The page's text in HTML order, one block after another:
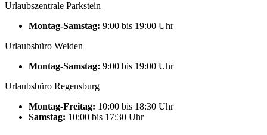
Urlaubszentrale Parkstein
Montag-Samstag: 9:00 bis 19:00 Uhr
Urlaubsbüro Weiden
Montag-Samstag: 9:00 bis 19:00 Uhr
Urlaubsbüro Regensburg
Montag-Freitag: 10:00 bis 18:30 Uhr
Samstag: 10:00 bis 17:30 Uhr